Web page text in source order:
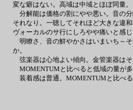
変な癖はない。高域は中域とほぼ同量。
分解能は価格の割にやや悪い。音の
それなり。一聴してそれほど大きな違
ヴォーカルのサ行にしろやや痛いと感
明瞭さ、音の鮮やかさはいまいち～
か。
弦楽器は心地よい傾向。金管楽器は
MOMENTUMと比べると低域の量が
装着感は普通。MOMENTUMと比べ